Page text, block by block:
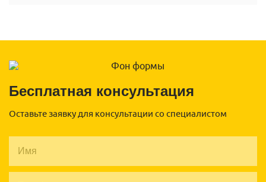
Бесплатная консультация
Оставьте заявку для консультации со специалистом